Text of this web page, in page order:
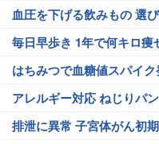
血圧を下げる飲みもの 選
毎日早歩き 1年で何キロ痩
はちみつで血糖値スパイ
アレルギー対応 ねじりパ
排泄に異常 子宮体がん初